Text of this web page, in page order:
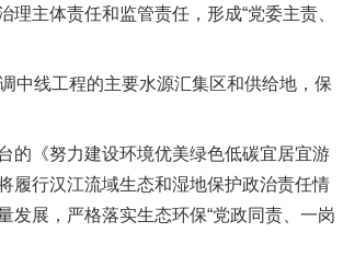
主体责任和监管责任，形成“党委主责、
线工程的主要水源汇集区和供给地，保
《努力建设环境优美绿色低碳宜居宜游
履行汉江流域生态和湿地保护政治责任情
发展，严格落实生态环保“党政同责、一岗